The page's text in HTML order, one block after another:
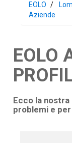
EOLO
Aziende
EOLO
Ecco la
problemi e